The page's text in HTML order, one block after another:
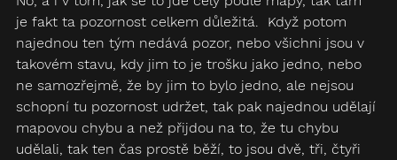
je fakt ta pozornost celkem důležitá.  Když potom
najednou ten tým nedává pozor, nebo všichni jsou v
takovém stavu, kdy jim to je trošku jako jedno, nebo
ne samozřejmě, že by jim to bylo jedno, ale nejsou
schopní tu pozornost udržet, tak pak najednou udělají
mapovou chybu a než přijdou na to, že tu chybu
udělali, tak ten čas prostě běží, to jsou dvě, tři, čtyři